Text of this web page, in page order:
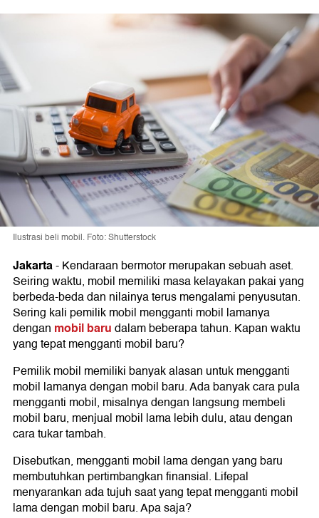
Ilustrasi beli mobil. Foto: Shutterstock
Jakarta-Kendaraan bermotor merupakan sebuah aset.
Seiring waktu, mobil memiliki masa kelayakan pakai yang
berbeda-beda dan nilainya terus mengalami penyusutan.
Sering kali pemilik mobil mengganti mobil lamanya
dengan mobil barudalam beberapa tahun. Kapan waktu
yang tepat mengganti mobil baru?
Pemilik mobil memiliki banyak alasan untuk mengganti
mobil lamanya dengan mobil baru. Ada banyak cara pula
mengganti mobil, misalnya dengan langsung membeli
mobil baru, menjual mobil lama lebih dulu, atau dengan
cara tukar tambah.
Disebutkan, mengganti mobil lama dengan yang baru
membutuhkan pertimbangkan finansial. Lifepal
menyarankan ada tujuh saat yang tepat mengganti mobil
lama dengan mobil baru. Apa saja?